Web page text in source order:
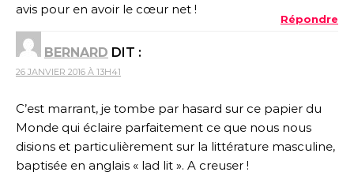
avis pour en avoir le cœur net !
Répondre
BERNARD DIT :
26 JANVIER 2016 À 13H41
C’est marrant, je tombe par hasard sur ce papier du
Monde qui éclaire parfaitement ce que nous nous
disions et particulièrement sur la littérature masculine,
baptisée en anglais « lad lit ». A creuser !